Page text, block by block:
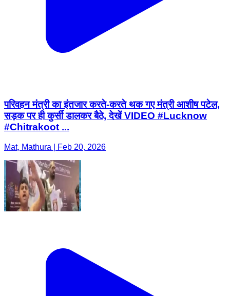
परिवहन मंत्री का इंतजार करते-करते थक गए मंत्री आशीष पटेल,
सड़क पर ही कुर्सी डालकर बैठे, देखें VIDEO #Lucknow
#Chitrakoot ...
Mat, Mathura | Feb 20, 2026